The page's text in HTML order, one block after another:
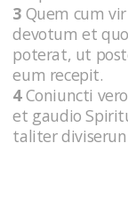
3 Quem cum
devotum et
poterat, ut
eum recepit.
4Coniuncti
et gaudio
taliter